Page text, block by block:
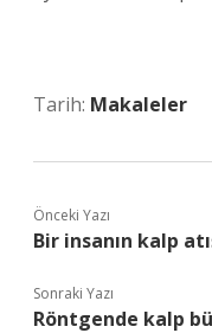
Tarih: Makaleler
Önceki Yazı
Bir insanın kalp
Sonraki Yazı
Röntgende kalp